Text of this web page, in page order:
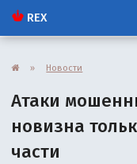
REX
» Новости
Атаки
новизна
части